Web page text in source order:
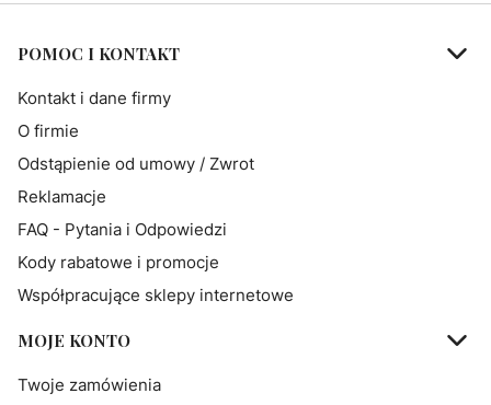
Linki w stopce
POMOC I KONTAKT
Kontakt i dane firmy
O firmie
Odstąpienie od umowy / Zwrot
Reklamacje
FAQ - Pytania i Odpowiedzi
Kody rabatowe i promocje
Współpracujące sklepy internetowe
MOJE KONTO
Twoje zamówienia